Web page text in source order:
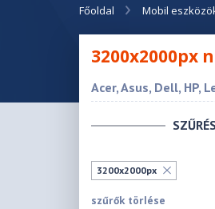
Főoldal Mobil
3200x2000px
Acer, Asus, Dell, HP,
SZŰRÉS
3200x2000px
szűrők törlése